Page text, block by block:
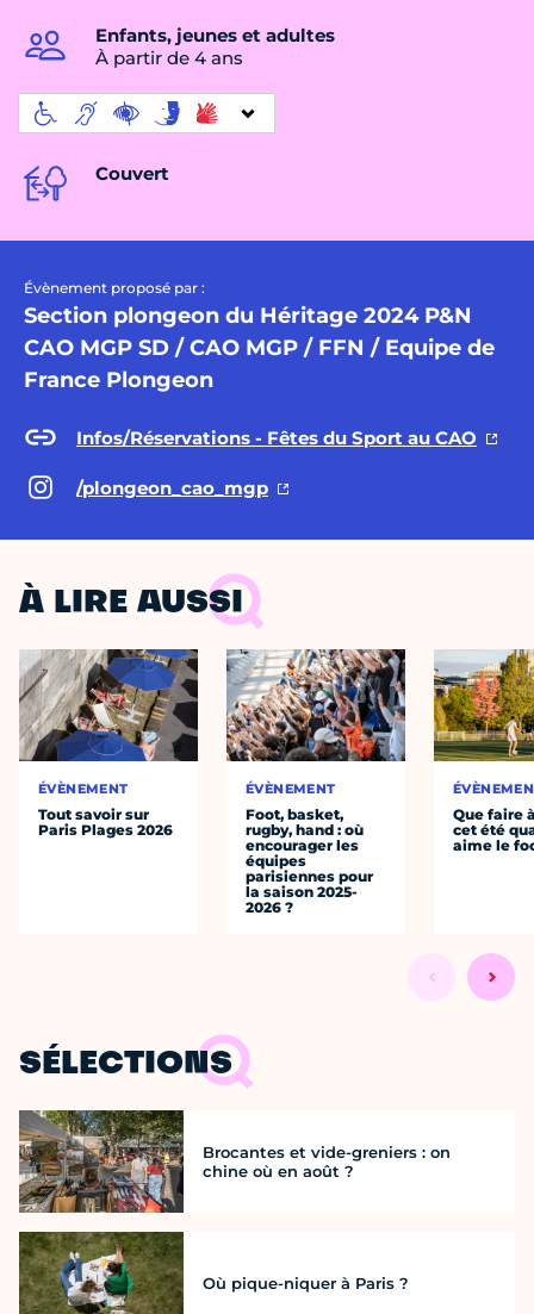
Enfants, jeunes et adultes
À partir de 4 ans
Couvert
Évènement proposé par :
Section plongeon du Héritage 2024 P&N
CAO MGP SD / CAO MGP / FFN / Equipe de
France Plongeon
Infos/Réservations - Fêtes du Sport au CAO
/plongeon_cao_mgp
À LIRE AUSSI
ÉVÈNEMENT
Tout savoir sur
Paris Plages 2026
ÉVÈNEMENT
Foot, basket,
rugby, hand : où
encourager les
équipes
parisiennes pour
la saison 2025-
2026 ?
Que faire
cet été
aime le
SÉLECTIONS
Brocantes et vide-greniers : on
chine où en août ?
Où pique-niquer à Paris ?